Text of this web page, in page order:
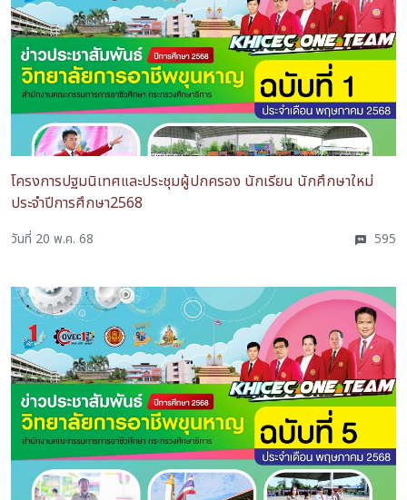
โครงการปฐมนิเทศและประชุมผู้ปกครอง นักเรียน นักศึกษาใหม่
ประจำปีการศึกษา2568
วันที่ 20 พ.ค. 68 595